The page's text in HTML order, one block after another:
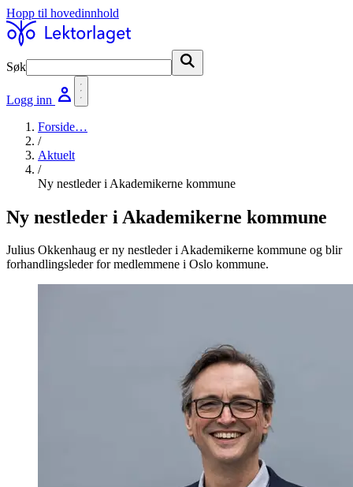
Hopp til hovedinnhold
Søk
Logg inn
Forside…
/
Aktuelt
/
Ny nestleder i Akademikerne kommune
Ny nestleder i Akademikerne kommune
Julius Okkenhaug er ny nestleder i Akademikerne kommune og blir
forhandlingsleder for medlemmene i Oslo kommune.